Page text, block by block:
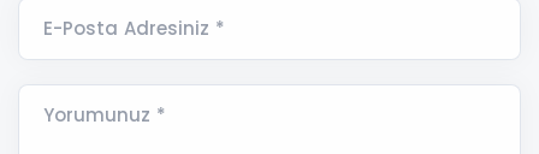
E-Posta Adresiniz *
Yorumunuz *